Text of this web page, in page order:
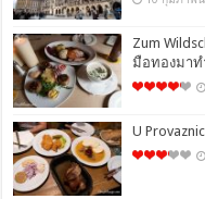
Zum
มือทองมาท
U